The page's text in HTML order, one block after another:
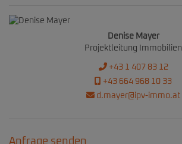
Denise Mayer
Projektleitung Immobilien
+43 1 407 83 12
+43 664 968 10 33
d.mayer@ipv-immo.at
Anfrage senden